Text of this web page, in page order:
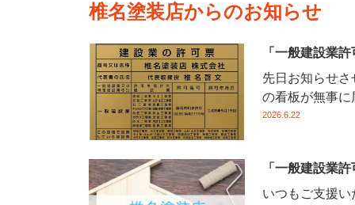
椎名塗装店からのお知らせ
「一般建設業
先日お知らせ
の看板が無事に
2026.6.22
「一般建設業
いつもご支援